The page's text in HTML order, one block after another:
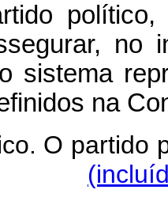
no
sistema
na
O partido